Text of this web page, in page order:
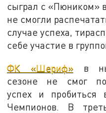
сыграл с «Пюником»
не смогли
случае успеха,
себе участие в
ФК «Шериф»в
сезоне не смог
успех и пробиться
Чемпионов. В